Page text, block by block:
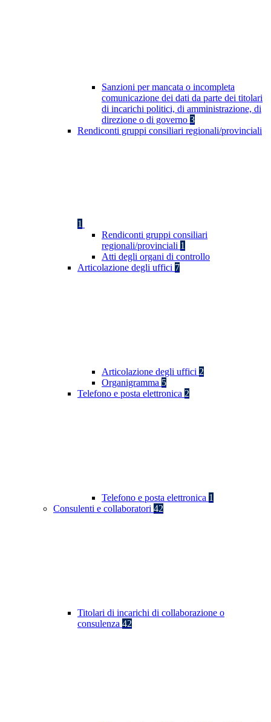
Sanzioni per mancata o incompleta
comunicazione dei dati da parte dei titolari
di incarichi politici, di amministrazione, di
direzione o di governo 3
Rendiconti gruppi consiliari regionali/provinciali
1
Rendiconti gruppi consiliari
regionali/provinciali 1
Atti degli organi di controllo
Articolazione degli uffici 7
Articolazione degli uffici 2
Organigramma 5
Telefono e posta elettronica 2
Telefono e posta elettronica 1
Consulenti e collaboratori 42
Titolari di incarichi di collaborazione o
consulenza 42